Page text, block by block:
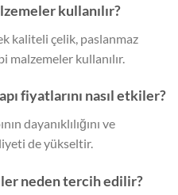
kullanılır?
kaliteli çelik, paslanmaz
kullanılır.
fiyatlarını nasıl etkiler?
dayanıklılığını ve
de yükseltir.
neden tercih edilir?